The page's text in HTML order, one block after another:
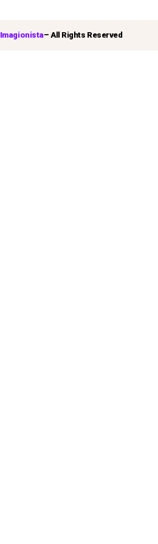
Imagionista– All Rights Reserved